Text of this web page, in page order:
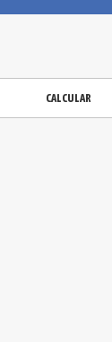
CALCULAR